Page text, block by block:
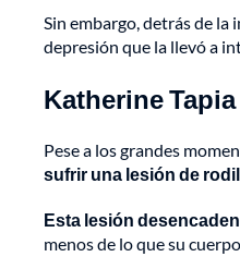
Sin embargo, detrás de la
depresión que la llevó a
Katherine
Pese a los grandes
sufrir una lesión de
Esta lesión
menos de lo que su